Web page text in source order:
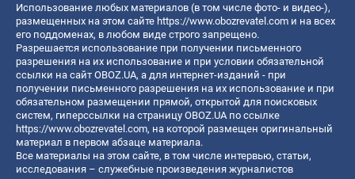
Использование любых материалов (в том числе фото- и видео-),
размещенных на этом сайте https://www.obozrevatel.com и на всех
его поддоменах, в любом виде строго запрещено.
Разрешается использование при получении письменного
разрешения на их использование и при условии обязательной
ссылки на сайт OBOZ.UA, а для интернет-изданий - при
получении письменного разрешения на их использование и при
обязательном размещении прямой, открытой для поисковых
систем, гиперссылки на страницу OBOZ.UA по ссылке
https://www.obozrevatel.com, на которой размещен оригинальный
материал в первом абзаце материала.
Все материалы на этом сайте, в том числе интервью, статьи,
исследования – служебные произведения журналистов